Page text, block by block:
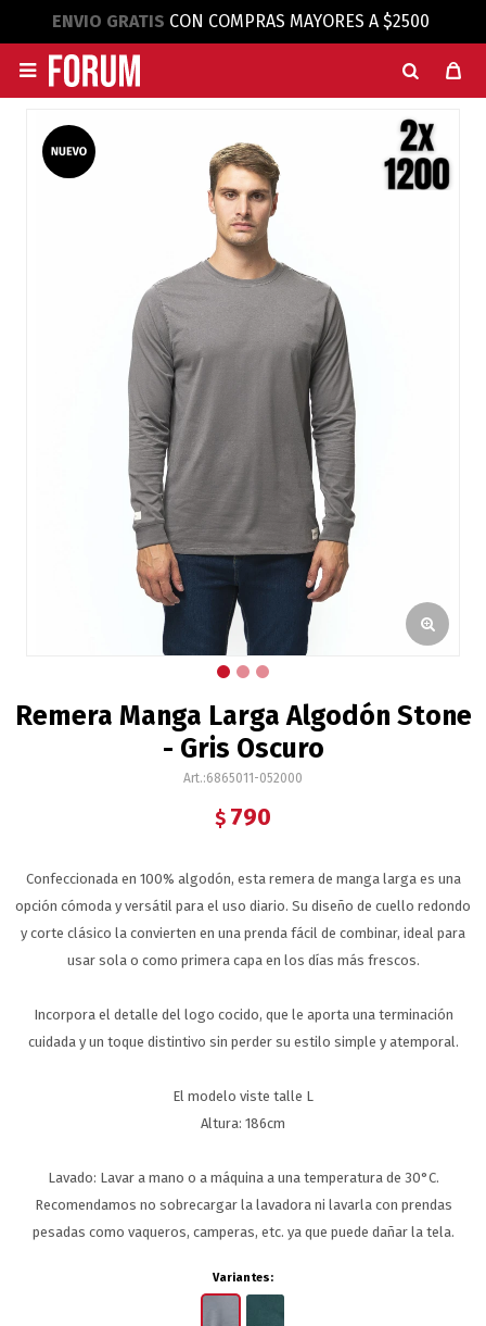
ENVIO GRATIS CON COMPRAS MAYORES A $2500

Remera Manga Larga Algodón Stone
- Gris Oscuro
6865011-052000
$ 790
Confeccionada en 100% algodón, esta remera de manga larga es una
opción cómoda y versátil para el uso diario. Su diseño de cuello redondo
y corte clásico la convierten en una prenda fácil de combinar, ideal para
usar sola o como primera capa en los días más frescos.
Incorpora el detalle del logo cocido, que le aporta una terminación
cuidada y un toque distintivo sin perder su estilo simple y atemporal.
El modelo viste talle L
Altura: 186cm
Lavado: Lavar a mano o a máquina a una temperatura de 30°C.
Recomendamos no sobrecargar la lavadora ni lavarla con prendas
pesadas como vaqueros, camperas, etc. ya que puede dañar la tela.
Variantes: